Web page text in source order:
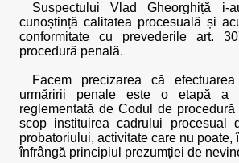
Suspectului Vlad Gheorghiță
cunoștință calitatea procesuală și
conformitate cu prevederile art.
procedură penală.
Facem precizarea că
urmăririi penale este o etapă a
reglementată de Codul de
scop instituirea cadrului procesual
probatoriului, activitate care nu poate,
înfrângă principiul prezumției de